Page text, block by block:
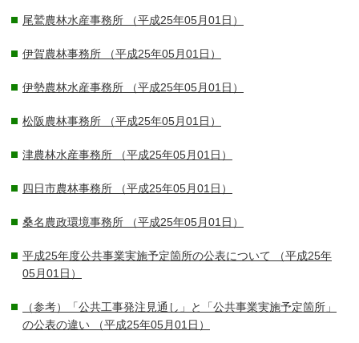
尾鷲農林水産事務所 （平成25年05月01日）
伊賀農林事務所 （平成25年05月01日）
伊勢農林水産事務所 （平成25年05月01日）
松阪農林事務所 （平成25年05月01日）
津農林水産事務所 （平成25年05月01日）
四日市農林事務所 （平成25年05月01日）
桑名農政環境事務所 （平成25年05月01日）
平成25年度公共事業実施予定箇所の公表について （平成25年
05月01日）
（参考）「公共工事発注見通し」と「公共事業実施予定箇所」
の公表の違い （平成25年05月01日）